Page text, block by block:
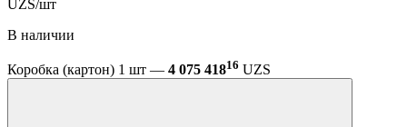
UZS/шт
В наличии
Коробка (картон) 1 шт — 4 075 41816 UZS